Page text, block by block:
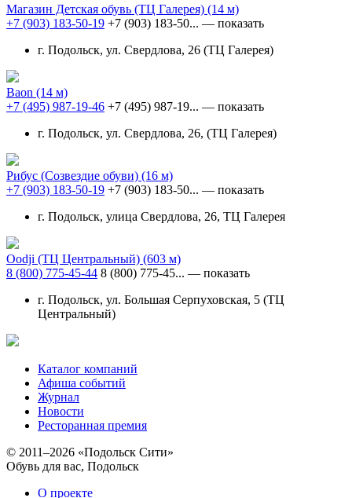
Магазин Детская обувь (ТЦ Галерея) (14 м)
+7 (903) 183-50-19 +7 (903) 183-50... — показать
г. Подольск, ул. Свердлова, 26 (ТЦ Галерея)
Baon (14 м)
+7 (495) 987-19-46 +7 (495) 987-19... — показать
г. Подольск, ул. Свердлова, 26, (ТЦ Галерея)
Рибус (Cозвездие обуви) (16 м)
+7 (903) 183-50-19 +7 (903) 183-50... — показать
г. Подольск, улица Свердлова, 26, ТЦ Галерея
Oodji (ТЦ Центральный) (603 м)
8 (800) 775-45-44 8 (800) 775-45... — показать
г. Подольск, ул. Большая Серпуховская, 5 (ТЦ
Центральный)
Каталог компаний
Афиша событий
Журнал
Новости
Ресторанная премия
© 2011–2026 «Подольск Сити»
Обувь для вас, Подольск
О проекте